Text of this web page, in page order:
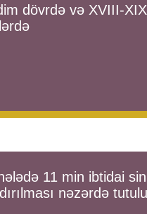
dövrdə və XVIII-XIX
11 min ibtidai
nəzərdə